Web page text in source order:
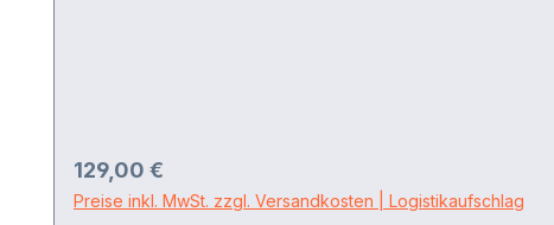
Regulärer Preis:
129,00 €
Preise inkl. MwSt. zzgl. Versandkosten | Logistikaufschlag